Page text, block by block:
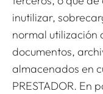
inutilizar,
normal utilización
documentos,
almacenados en
PRESTADOR. En